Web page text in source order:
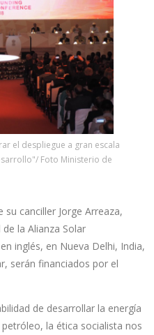
el despliegue a gran escala
Foto Ministerio de
canciller Jorge Arreaza,
la Alianza Solar
inglés, en Nueva Delhi, India,
serán financiados por el
de desarrollar la energía
la ética socialista nos